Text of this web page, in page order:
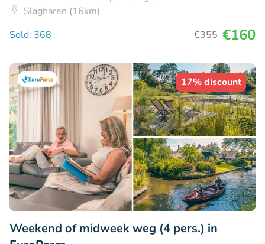
Slagharen (16km)
Sold: 368
€355 €160
17% discount
Weekend of midweek weg (4 pers.) in